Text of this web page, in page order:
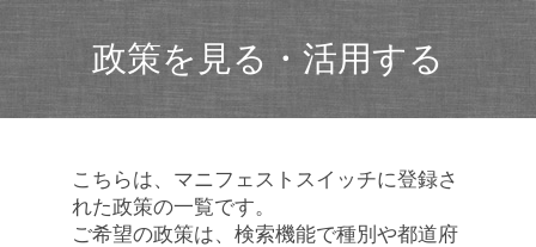
政策を見る・活用する
こちらは、マニフェストスイッチに登録さ
れた政策の一覧です。
ご希望の政策は、検索機能で種別や都道府